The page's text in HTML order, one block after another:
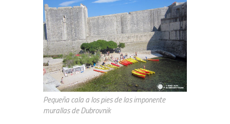
Pequeña cala a los pies de las imponente
murallas de Dubrovnik